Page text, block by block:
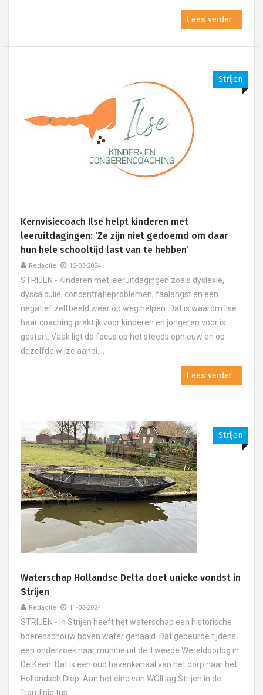
Lees verder...
Strijen
Kernvisiecoach Ilse helpt kinderen met
leeruitdagingen: ‘Ze zijn niet gedoemd om daar
hun hele schooltijd last van te hebben’
Redactie 12-03-2024
STRIJEN - Kinderen met leeruitdagingen zoals dyslexie,
dyscalculie, concentratieproblemen, faalangst en een
negatief zelfbeeld weer op weg helpen. Dat is waarom Ilse
haar coaching praktijk voor kinderen en jongeren voor is
gestart. Vaak ligt de focus op het steeds opnieuw en op
dezelfde wijze aanbi....
Lees verder...
Strijen
Waterschap Hollandse Delta doet unieke vondst in
Strijen
Redactie 11-03-2024
STRIJEN - In Strijen heeft het waterschap een historische
boerenschouw boven water gehaald. Dat gebeurde tijdens
een onderzoek naar munitie uit de Tweede Wereldoorlog in
De Keen. Dat is een oud havenkanaal van het dorp naar het
Hollandsch Diep. Aan het eind van WOII lag Strijen in de
frontlinie tus....